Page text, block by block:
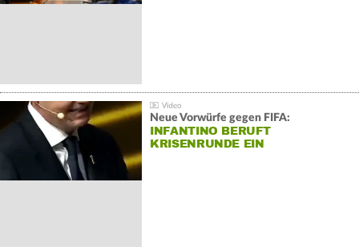
Neue Vorwürfe gegen FIFA:
INFANTINO BERUFT
KRISENRUNDE EIN